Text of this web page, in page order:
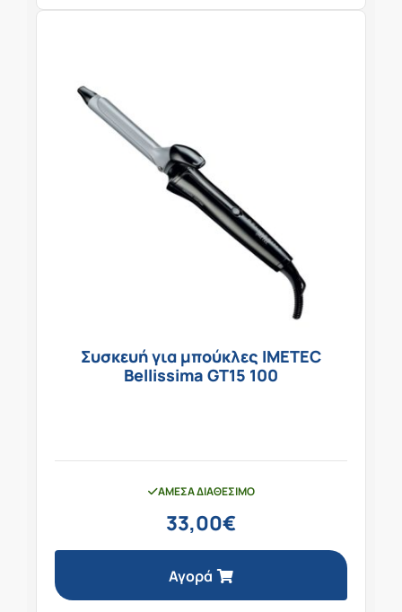
Συσκευή για μπούκλες IMETEC
Bellissima GT15 100
ΆΜΕΣΑ ΔΙΑΘΈΣΙΜΟ
33,00€
Αγορά